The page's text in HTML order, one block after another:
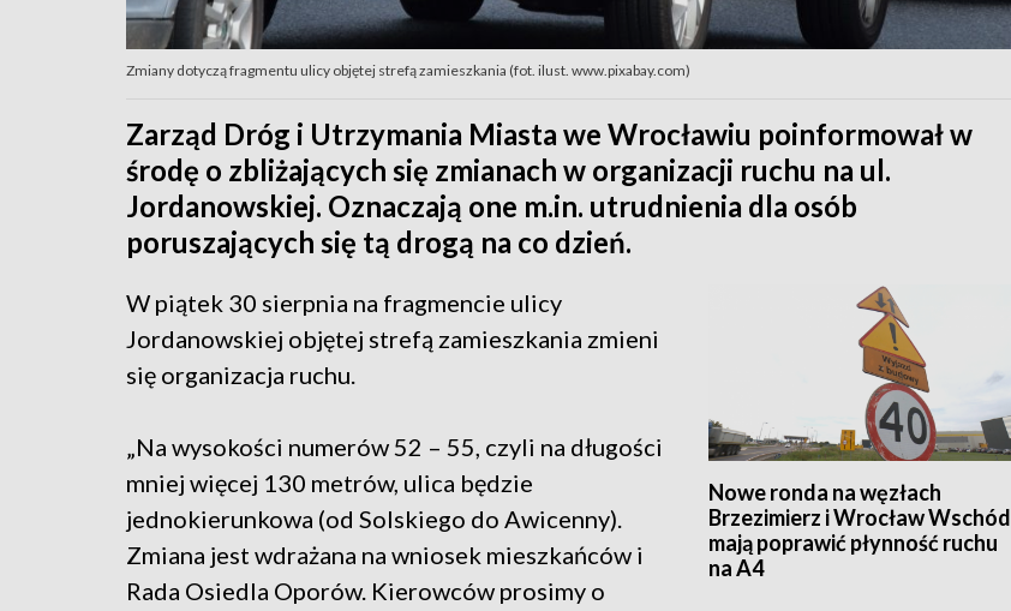
Zmiany dotyczą fragmentu ulicy objętej strefą zamieszkania (fot. ilust. www.pixabay.com)
Zarząd Dróg i Utrzymania Miasta we Wrocławiu poinformował w
środę o zbliżających się zmianach w organizacji ruchu na ul.
Jordanowskiej. Oznaczają one m.in. utrudnienia dla osób
poruszających się tą drogą na co dzień.
Nowe ronda na węzłach
Brzezimierz i Wrocław Wschód
mają poprawić płynność ruchu
na A4
W piątek 30 sierpnia na fragmencie ulicy
Jordanowskiej objętej strefą zamieszkania zmieni
się organizacja ruchu.
„Na wysokości numerów 52 – 55, czyli na długości
mniej więcej 130 metrów, ulica będzie
jednokierunkowa (od Solskiego do Awicenny).
Zmiana jest wdrażana na wniosek mieszkańców i
Rada Osiedla Oporów. Kierowców prosimy o